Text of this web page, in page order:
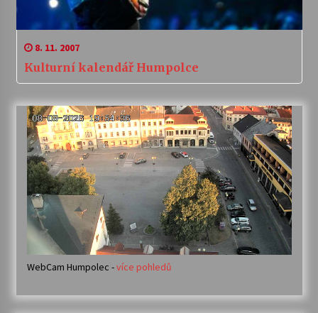
8. 11. 2007
Kulturní kalendář Humpolce
WebCam Humpolec -více pohledů